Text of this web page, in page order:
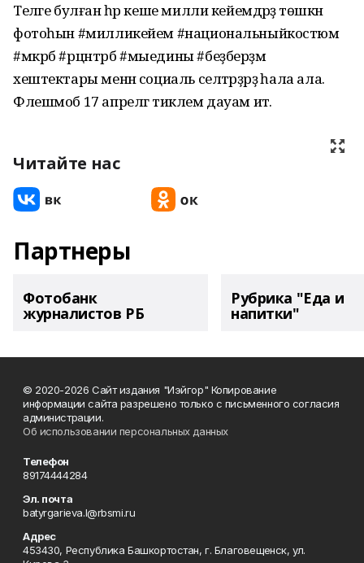
Теләге булған һәр кеше милли кейемдәрҙә төшкән
фотоһын #милликейем #национальныйкостюм
#мкрб #рцнтрб #мыедины #беҙберҙәм
хештектары менән социаль селтәрҙәрҙә һала ала.
Флешмоб 17 апрелгә тиклем дауам итә.
Читайте нас
Партнеры
Фотобанк
журналистов РБ
Рубрика "Еда и
напитки"
© 2020-2026 Сайт издания "Иэйгор" Копирование
информации сайта разрешено только с письменного согласия
администрации.
Об использовании персональных данных
Телефон
89174444284
Эл. почта
batyrgarieva.l@rbsmi.ru
Адрес
453430, Республика Башкортостан, г. Благовещенск, ул.